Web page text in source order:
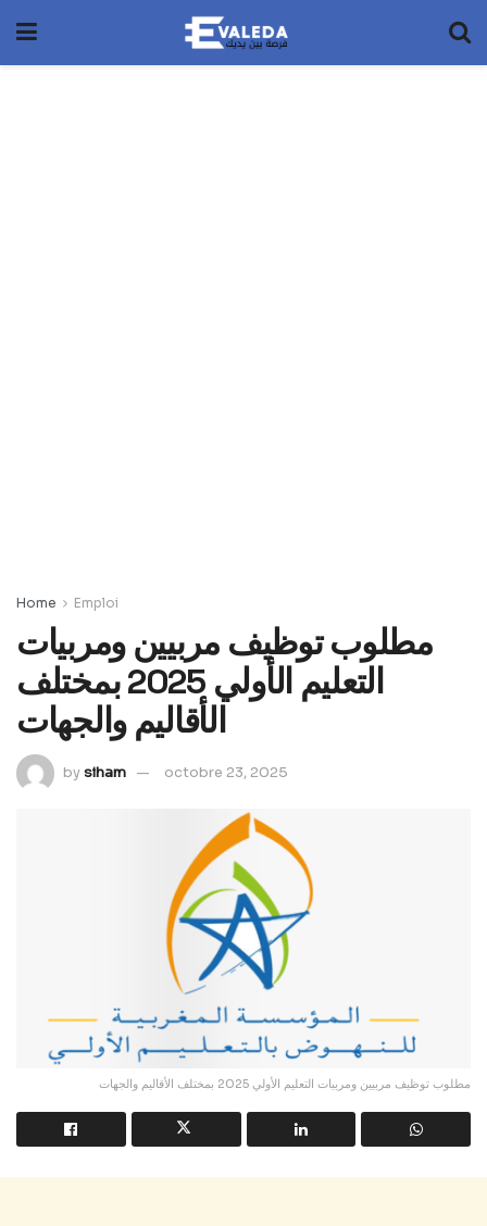
Home Emploi
مطلوب توظيف مربيين ومربيات
التعليم الأولي 2025 بمختلف
الأقاليم والجهات
bysiham octobre 23, 2025
مطلوب توظيف مربيين ومربيات التعليم الأولي 2025 بمختلف الأقاليم والجهات